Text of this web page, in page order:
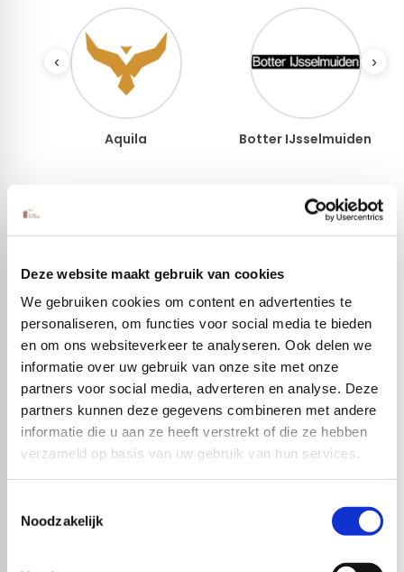
Deze website maakt gebruik van cookies
We gebruiken cookies om content en advertenties te
personaliseren, om functies voor social media te bieden
en om ons websiteverkeer te analyseren. Ook delen we
informatie over uw gebruik van onze site met onze
partners voor social media, adverteren en analyse. Deze
partners kunnen deze gegevens combineren met andere
informatie die u aan ze heeft verstrekt of die ze hebben
verzameld op basis van uw gebruik van hun services.
Noodzakelijk
‹ ›
Botter IJsselmuiden Botties
Populaire producten